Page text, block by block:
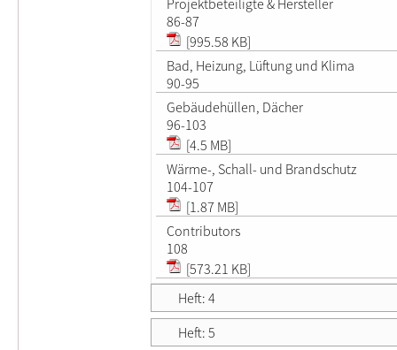
86-87
[995.58 KB]
Bad, Heizung, Lüftung und Klima
90-95
Gebäudehüllen, Dächer
96-103
[4.5 MB]
Wärme-, Schall- und Brandschutz
104-107
[1.87 MB]
Contributors
108
[573.21 KB]
Heft: 4
Heft: 5